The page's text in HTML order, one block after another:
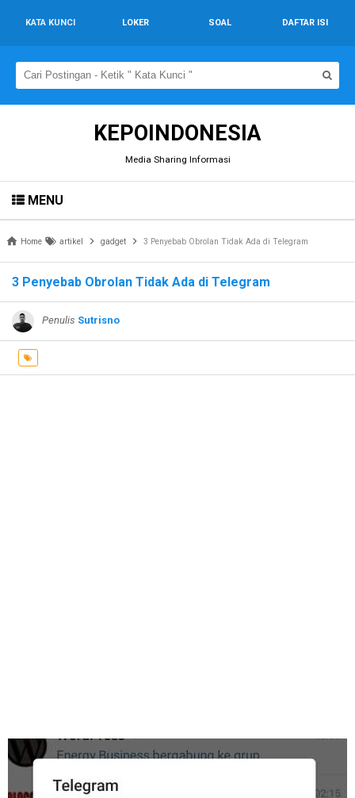
KATA KUNCI LOKER SOAL DAFTAR ISI
KEPOINDONESIA
Media Sharing Informasi
MENU
Home artikel gadget 3 Penyebab Obrolan Tidak Ada di Telegram
3 Penyebab Obrolan Tidak Ada di Telegram
Penulis Sutrisno